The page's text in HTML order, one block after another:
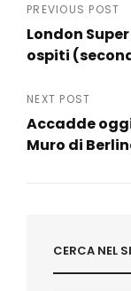
articoli
PREVIOUS POST
London
ospiti
Post
NEXT POST
Accadde
Muro di
CERCA NEL